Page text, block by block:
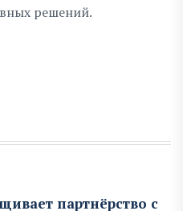
решений.
партнёрство с